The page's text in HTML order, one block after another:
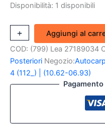
Disponibilità: 1 disponibili
-
Plastica
fanale
posteriore
SX
Renault
+
Aggiungi al
COD: (799) Lea 27189034
Posteriori Negozio:
4 (112_) | (10.62-06.93)